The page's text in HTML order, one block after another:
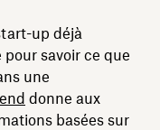
up déjà
savoir ce que
une
donne aux
basées sur